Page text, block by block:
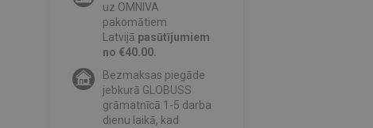
uz OMNIVA
pakomātiem
Latvijā pasūtījumiem
no €40.00.
Bezmaksas piegāde
jebkurā GLOBUSS
grāmatnīcā 1-5 darba
dienu laikā, kad